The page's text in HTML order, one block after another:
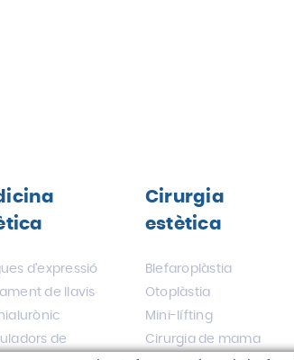
d'expressió
de llavis
de
Cirurgia
estètica
Blefaroplàstia
Otoplàstia
Mini-lífting
Cirurgia de mama